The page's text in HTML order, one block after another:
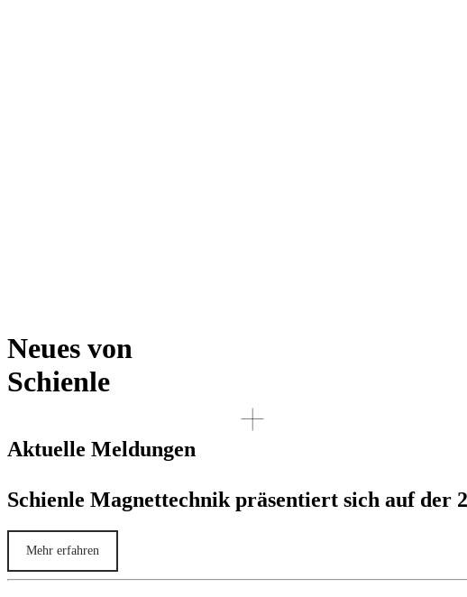
Neues von
Schienle
Aktuelle Meldungen
Schienle Magnettechnik präsentiert sich auf
Mehr erfahren